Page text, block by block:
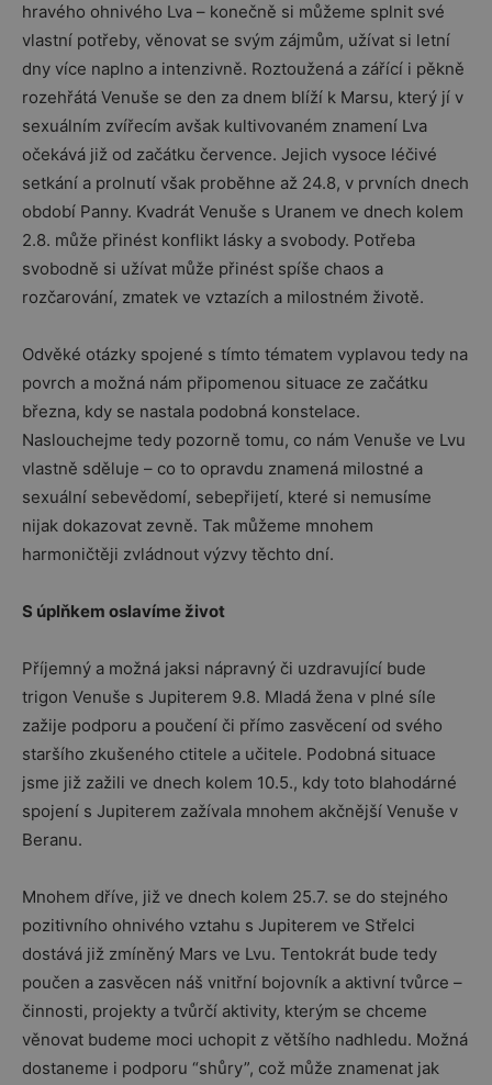
hravého ohnivého Lva – konečně si můžeme splnit své
vlastní potřeby, věnovat se svým zájmům, užívat si letní
dny více naplno a intenzivně. Roztoužená a zářící i pěkně
rozehřátá Venuše se den za dnem blíží k Marsu, který jí v
sexuálním zvířecím avšak kultivovaném znamení Lva
očekává již od začátku července. Jejich vysoce léčivé
setkání a prolnutí však proběhne až 24.8, v prvních dnech
období Panny. Kvadrát Venuše s Uranem ve dnech kolem
2.8. může přinést konflikt lásky a svobody. Potřeba
svobodně si užívat může přinést spíše chaos a
rozčarování, zmatek ve vztazích a milostném životě.
Odvěké otázky spojené s tímto tématem vyplavou tedy na
povrch a možná nám připomenou situace ze začátku
března, kdy se nastala podobná konstelace.
Naslouchejme tedy pozorně tomu, co nám Venuše ve Lvu
vlastně sděluje – co to opravdu znamená milostné a
sexuální sebevědomí, sebepřijetí, které si nemusíme
nijak dokazovat zevně. Tak můžeme mnohem
harmoničtěji zvládnout výzvy těchto dní.
S úplňkem oslavíme život
Příjemný a možná jaksi nápravný či uzdravující bude
trigon Venuše s Jupiterem 9.8. Mladá žena v plné síle
zažije podporu a poučení či přímo zasvěcení od svého
staršího zkušeného ctitele a učitele. Podobná situace
jsme již zažili ve dnech kolem 10.5., kdy toto blahodárné
spojení s Jupiterem zažívala mnohem akčnější Venuše v
Beranu.
Mnohem dříve, již ve dnech kolem 25.7. se do stejného
pozitivního ohnivého vztahu s Jupiterem ve Střelci
dostává již zmíněný Mars ve Lvu. Tentokrát bude tedy
poučen a zasvěcen náš vnitřní bojovník a aktivní tvůrce –
činnosti, projekty a tvůrčí aktivity, kterým se chceme
věnovat budeme moci uchopit z většího nadhledu. Možná
dostaneme i podporu “shůry”, což může znamenat jak